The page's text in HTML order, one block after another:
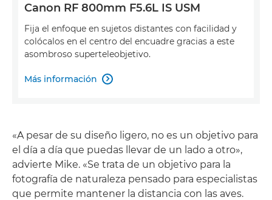
Canon RF 800mm F5.6L IS USM
Fija el enfoque en sujetos distantes con facilidad y
colócalos en el centro del encuadre gracias a este
asombroso superteleobjetivo.
Más información 
«A pesar de su diseño ligero, no es un objetivo para
el día a día que puedas llevar de un lado a otro»,
advierte Mike. «Se trata de un objetivo para la
fotografía de naturaleza pensado para especialistas
que permite mantener la distancia con las aves.